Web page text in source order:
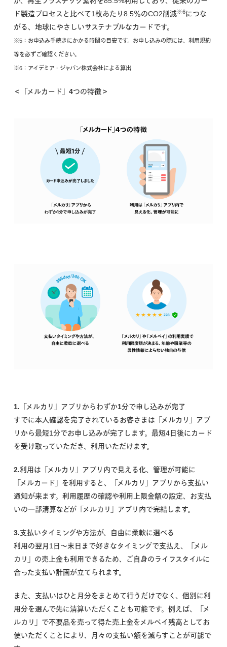
ド製造プロセスと比べて1枚あたり8.5％のCO2削減※6につな
がる、地球にやさしいサステナブルなカードです。
※5：お申込み手続きにかかる時間の目安です。お申し込みの際には、利用規約
等を必ずご確認ください。
※6：アイデミア・ジャパン株式会社による算出
＜「メルカード」4つの特徴＞
1.「メルカリ」アプリからわずか1分で申し込みが完了
すでに本人確認を完了されているお客さまは「メルカリ」アプ
リから最短1分でお申し込みが完了します。最短4日後にカード
を受け取っていただき、利用いただけます。
2.利用は「メルカリ」アプリ内で見える化、管理が可能に
「メルカード」を利用すると、「メルカリ」アプリから支払い
通知が来ます。利用履歴の確認や利用上限金額の設定、お支払
いの一部清算などが「メルカリ」アプリ内で完結します。
3.支払いタイミングや方法が、自由に柔軟に選べる
利用の翌月1日〜末日まで好きなタイミングで支払え、「メル
カリ」の売上金も利用できるため、ご自身のライフスタイルに
合った支払い計画が立てられます。
また、支払いはひと月分をまとめて行うだけでなく、個別に利
用分を選んで先に清算いただくことも可能です。例えば、「メ
ルカリ」で不要品を売って得た売上金をメルペイ残高としてお
使いただくことにより、月々の支払い額を減らすことが可能で